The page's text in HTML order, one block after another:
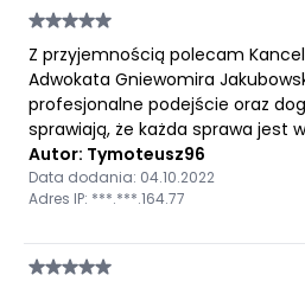
Z przyjemnością polecam
Adwokata Gniewomira
profesjonalne podejście oraz
sprawiają, że każda sprawa jest
Autor: Tymoteusz96
Data dodania: 04.10.2022
Adres IP: ***.***.164.77